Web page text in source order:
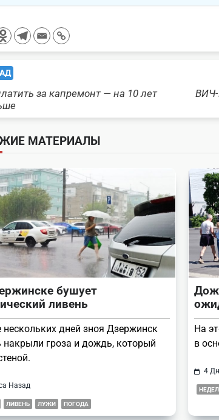
span>
за капремонт — на 10 лет
ВИЧ-
МАТЕРИАЛЫ
бушует
ливень
нескольких дней зноя Дзержинск
накрыли гроза и дождь, который
Назад
ЛИВЕНЬ ЛУЖИ ПОГОДА
На
в
4